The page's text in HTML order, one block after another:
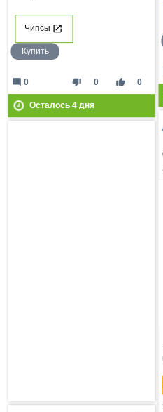
Чипсы
Купить
thumb_down 0 thumb_up 0
mode_comment 0
Осталось 4дня